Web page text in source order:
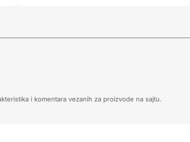
i komentara vezanih za proizvode na sajtu.